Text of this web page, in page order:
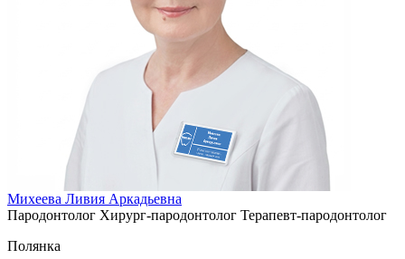
Михеева Ливия Аркадьевна
Пародонтолог Хирург-пародонтолог Терапевт-пародонтолог
Полянка